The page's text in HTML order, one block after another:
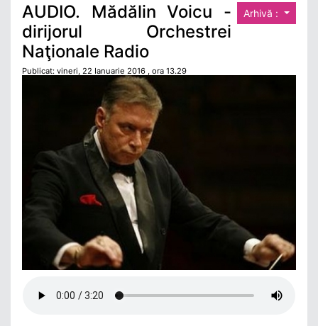
Arhivă :
AUDIO. Mădălin Voicu -
dirijorul Orchestrei
Naţionale Radio
Publicat: vineri, 22 Ianuarie 2016 , ora 13.29